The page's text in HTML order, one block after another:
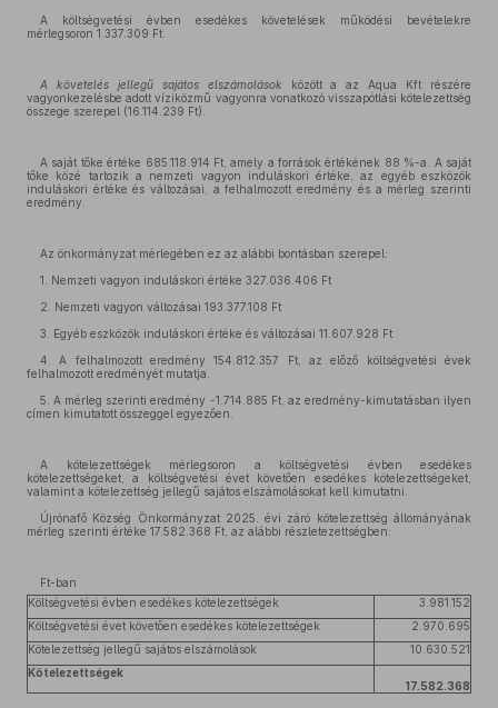
A költségvetési évben esedékes követelések működési bevételekre
mérlegsoron 1.337.309 Ft.
A követelés jellegű sajátos elszámolások között a az Aqua Kft részére
vagyonkezelésbe adott víziközmű vagyonra vonatkozó visszapótlási kötelezettség
összege szerepel (16.114.239 Ft).
A saját tőke értéke 685.118.914 Ft, amely a források értékének 88 %-a. A saját
tőke közé tartozik a nemzeti vagyon induláskori értéke, az egyéb eszközök
induláskori értéke és változásai, a felhalmozott eredmény és a mérleg szerinti
eredmény.
Az önkormányzat mérlegében ez az alábbi bontásban szerepel:
1. Nemzeti vagyon induláskori értéke 327.036.406 Ft
2. Nemzeti vagyon változásai 193.377.108 Ft
3. Egyéb eszközök induláskori értéke és változásai 11.607.928 Ft
4. A felhalmozott eredmény 154.812.357 Ft, az előző költségvetési évek
felhalmozott eredményét mutatja.
5. A mérleg szerinti eredmény -1.714.885 Ft, az eredmény-kimutatásban ilyen
címen kimutatott összeggel egyezően.
A kötelezettségek mérlegsoron a költségvetési évben esedékes
kötelezettségeket, a költségvetési évet követően esedékes kötelezettségeket,
valamint a kötelezettség jellegű sajátos elszámolásokat kell kimutatni.
Újrónafő Község Önkormányzat 2025. évi záró kötelezettség állományának
mérleg szerinti értéke 17.582.368 Ft, az alábbi részletezettségben:
Ft-ban
Költségvetési évben esedékes kötelezettségek
3.981.152
Költségvetési évet követően esedékes kötelezettségek
2.970.695
Kötelezettség jellegű sajátos elszámolások
10.630.521
Kötelezettségek
17.582.368